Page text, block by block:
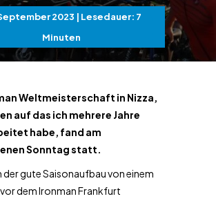
2023 | Lesedauer: 7
Minuten
Weltmeisterschaft in Nizza,
auf das ich mehrere Jahre
habe, fand am
Sonntag statt.
der gute Saisonaufbau von einem
dem Ironman Frankfurt